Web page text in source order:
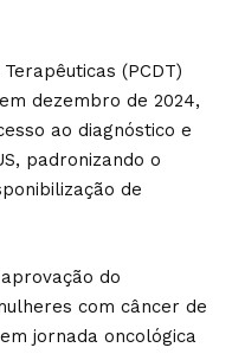
(PCDT)
dezembro de 2024,
ao diagnóstico e
padronizando o
de
do
com câncer de
jornada oncológica